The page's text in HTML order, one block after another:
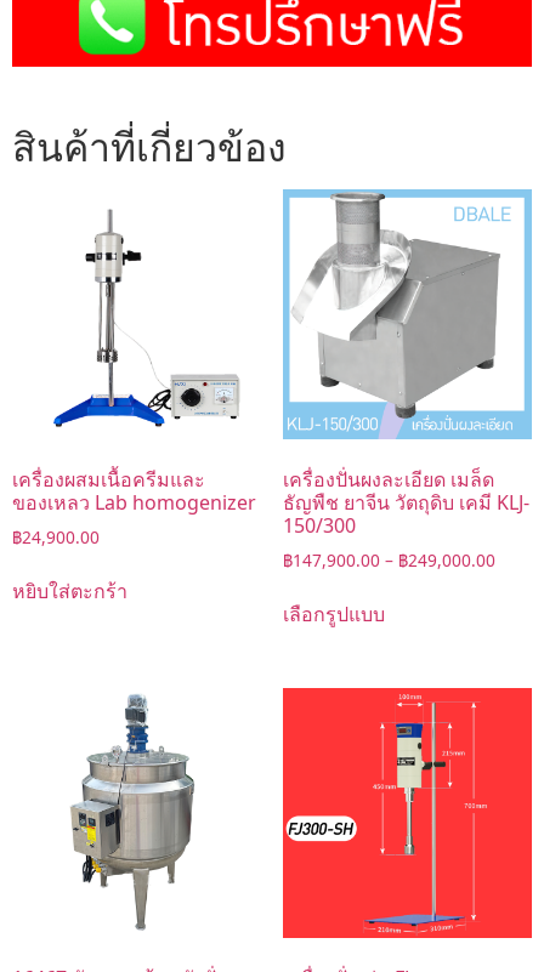
สินค้าที่เกี่ยวข้อง
เครื่องผสมเนื้อครีมและ
ของเหลว Lab homogenizer
฿24,900.00
หยิบใส่ตะกร้า
เครื่องปั่นผงละเอียด เมล็ด
ธัญพืช ยาจีน วัตถุดิบ เคมี KLJ-
150/300
฿147,900.00 – ฿249,000.00
เลือกรูปแบบ